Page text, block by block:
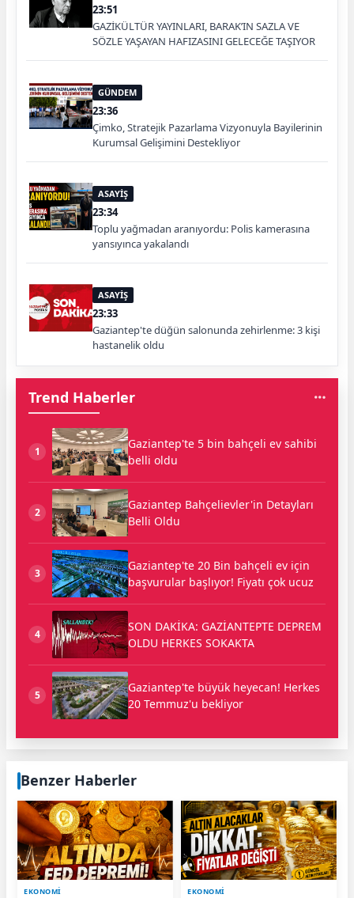
23:51
GAZİKÜLTÜR YAYINLARI, BARAK’IN SAZLA VE
SÖZLE YAŞAYAN HAFIZASINI GELECEĞE TAŞIYOR
GÜNDEM
23:36
Çimko, Stratejik Pazarlama Vizyonuyla Bayilerinin
Kurumsal Gelişimini Destekliyor
ASAYİŞ
23:34
Toplu yağmadan aranıyordu: Polis kamerasına
yansıyınca yakalandı
ASAYİŞ
23:33
Gaziantep'te düğün salonunda zehirlenme: 3 kişi
hastanelik oldu
Trend Haberler
1
Gaziantep'te 5 bin bahçeli ev sahibi
belli oldu
2
Gaziantep Bahçelievler'in Detayları
Belli Oldu
3
Gaziantep'te 20 Bin bahçeli ev için
başvurular başlıyor! Fiyatı çok ucuz
4
SON DAKİKA: GAZİANTEPTE DEPREM
OLDU HERKES SOKAKTA
5
Gaziantep'te büyük heyecan! Herkes
20 Temmuz'u bekliyor
Benzer Haberler
EKONOMİ EKONOMİ